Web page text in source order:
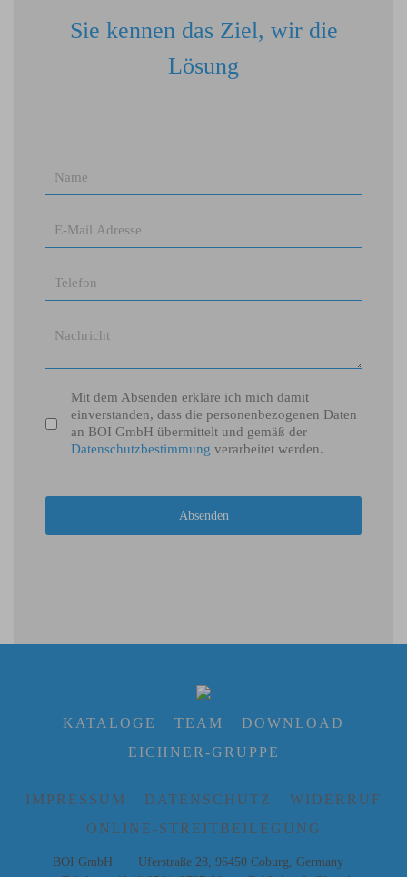
Sie kennen das Ziel, wir die
Lösung
Mit dem Absenden erkläre ich mich damit
einverstanden, dass die personenbezogenen Daten
an BOI GmbH übermittelt und gemäß der
Datenschutzbestimmung verarbeitet werden.
reCAPTCHA*
Absenden
KATALOGE TEAM
DOWNLOAD
EICHNER-GRUPPE
IMPRESSUM DATENSCHUTZ
WIDERRUF
ONLINE-STREITBEILEGUNG
BOI GmbH Uferstraße 28, 96450 Coburg, Germany